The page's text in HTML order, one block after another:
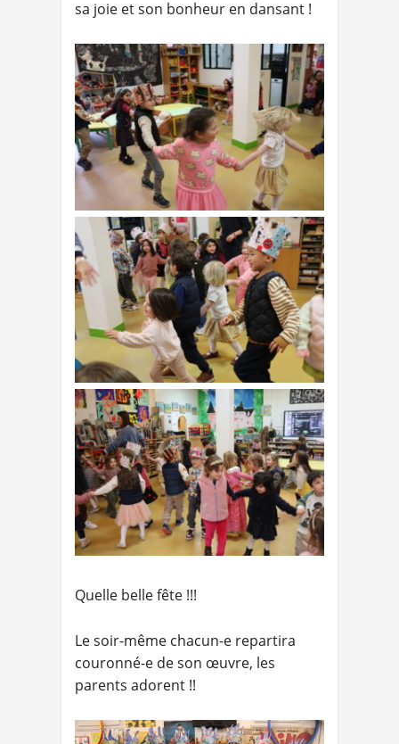
sa joie et son bonheur en dansant !
Quelle belle fête !!!
Le soir-même chacun-e repartira
couronné-e de son œuvre, les
parents adorent !!